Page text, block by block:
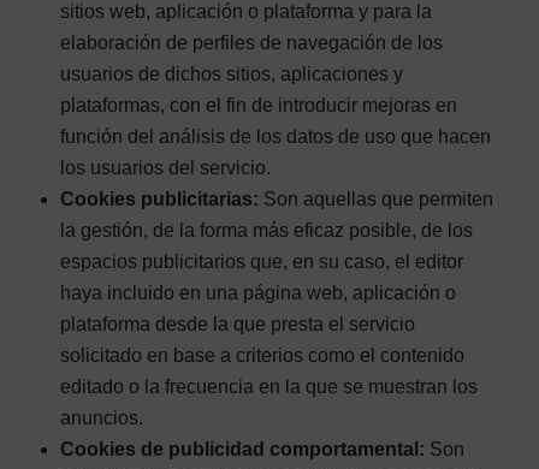
sitios web, aplicación o plataforma y para la
elaboración de perfiles de navegación de los
usuarios de dichos sitios, aplicaciones y
plataformas, con el fin de introducir mejoras en
función del análisis de los datos de uso que hacen
los usuarios del servicio.
Cookies publicitarias: Son aquellas que permiten
la gestión, de la forma más eficaz posible, de los
espacios publicitarios que, en su caso, el editor
haya incluido en una página web, aplicación o
plataforma desde la que presta el servicio
solicitado en base a criterios como el contenido
editado o la frecuencia en la que se muestran los
anuncios.
Cookies de publicidad comportamental: Son